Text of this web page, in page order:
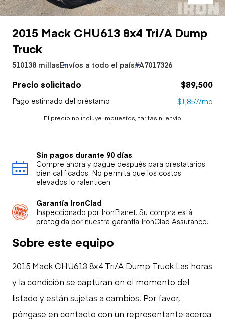
2015 Mack CHU613 8x4 Tri/A Dump
Truck
510138 millasEnvíos a todo el país#A7017326
Precio solicitado $89,500
Pago estimado del préstamo $1,857/mo
El precio no incluye impuestos, tarifas ni envío
Sin pagos durante 90 días
Compre ahora y pague después para prestatarios
bien calificados. No permita que los costos
elevados lo ralenticen.
Garantía IronClad
Inspeccionado por IronPlanet. Su compra está
protegida por nuestra garantía IronClad Assurance.
Sobre este equipo
2015 Mack CHU613 8x4 Tri/A Dump Truck Las horas
y la condición se capturan en el momento del
listado y están sujetas a cambios. Por favor,
póngase en contacto con un representante acerca